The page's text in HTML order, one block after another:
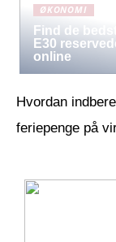
ØKONOMI
Find de
E30
online
Hvordan
feriepenge på